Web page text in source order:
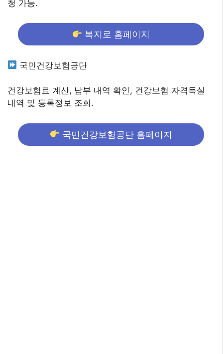
청 가능.
복지로 홈페이지
국민건강보험공단
건강보험료 계산, 납부 내역 확인, 건강보험 자격득실
내역 및 등록정보 조회.
국민건강보험공단 홈페이지